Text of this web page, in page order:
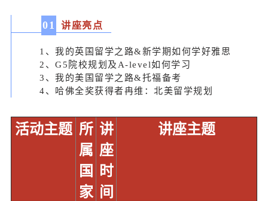
01 讲座亮点
1、我的英国留学之路&新学期如何学好雅思
2、G5院校规划及A-level如何学习
3、我的美国留学之路&托福备考
4、哈佛全奖获得者冉维：北美留学规划
活动主题 所
属
国
家
讲
座
时
间
讲座主题